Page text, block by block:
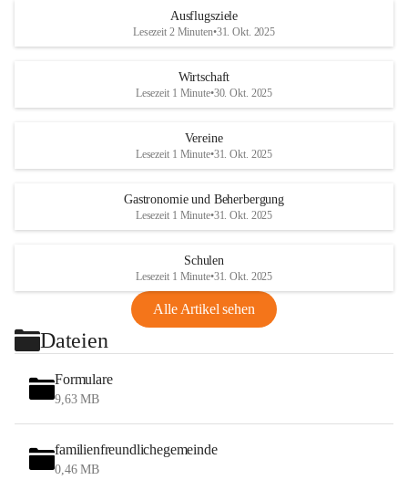
Ausflugsziele
Lesezeit 2 Minuten•31. Okt. 2025
Wirtschaft
Lesezeit 1 Minute•30. Okt. 2025
Vereine
Lesezeit 1 Minute•31. Okt. 2025
Gastronomie und Beherbergung
Lesezeit 1 Minute•31. Okt. 2025
Schulen
Lesezeit 1 Minute•31. Okt. 2025
Alle Artikel sehen
Dateien
Formulare
9,63 MB
familienfreundlichegemeinde
0,46 MB